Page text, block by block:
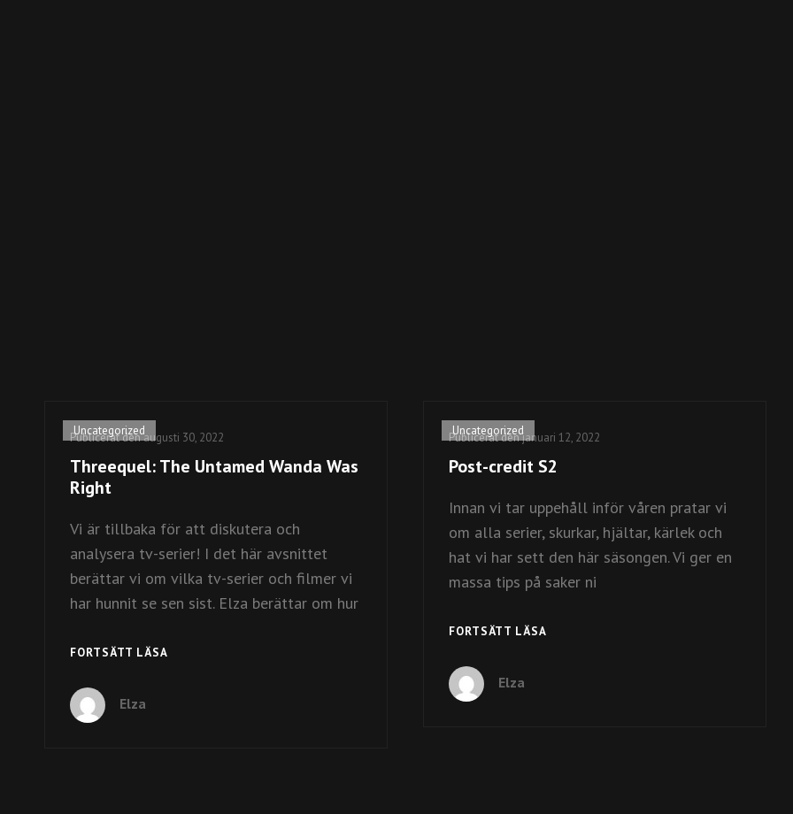
Kategorilänkar
Uncategorized
Publicerat denaugusti 30, 2022
Threequel: The Untamed Wanda Was
Right
Vi är tillbaka för att diskutera och
analysera tv-serier! I det här avsnittet
berättar vi om vilka tv-serier och filmer vi
har hunnit se sen sist. Elza berättar om hur
FORTSÄTT LÄSA
Elza
Kategorilänkar
Uncategorized
Publicerat denjanuari 12, 2022
Post-credit S2
Innan vi tar uppehåll inför våren pratar vi
om alla serier, skurkar, hjältar, kärlek och
hat vi har sett den här säsongen. Vi ger en
massa tips på saker ni
FORTSÄTT LÄSAPOST-
Elza